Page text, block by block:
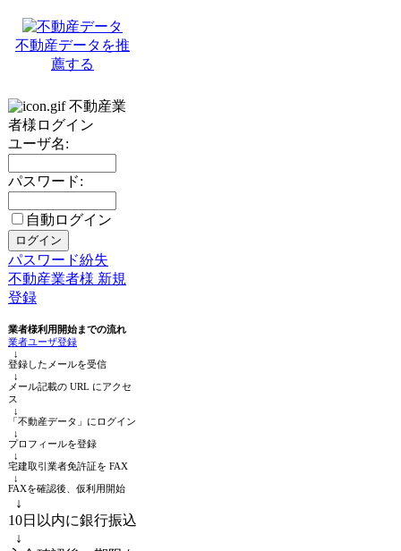
不動産データを推
薦する
不動産業
者様ログイン
ユーザ名:
パスワード:
自動ログイン
パスワード紛失
不動産業者様 新規
登録
業者様利用開始までの流れ
業者ユーザ登録
↓
登録したメールを受信
↓
メール記載の URL にアクセ
ス
↓
「不動産データ」にログイン
↓
プロフィールを登録
↓
宅建取引業者免許証を FAX
↓
FAXを確認後、仮利用開始
↓
10日以内に銀行振込
↓